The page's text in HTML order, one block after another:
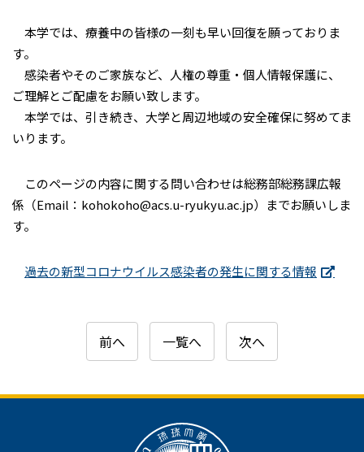
本学では、療養中の皆様の一刻も早い回復を願っておりま
す。
感染者やそのご家族など、人権の尊重・個人情報保護に、
ご理解とご配慮をお願い致します。
本学では、引き続き、大学と周辺地域の安全確保に努めてま
いります。
このページの内容に関する問い合わせは総務部総務課広報
係（Email：kohokoho@acs.u-ryukyu.ac.jp）までお願いしま
す。
過去の新型コロナウイルス感染者の発生に関する情報
前へ 一覧へ 次へ